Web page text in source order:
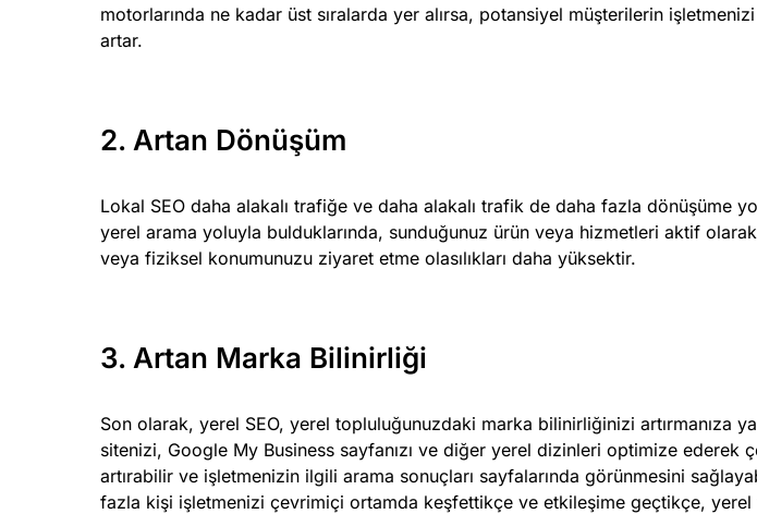
motorlarında ne kadar üst sıralarda yer alırsa, potansiyel müşterilerin
artar.
2. Artan Dönüşüm
Lokal SEO daha alakalı trafiğe ve daha alakalı trafik de daha fazla dönüşüme
yerel arama yoluyla bulduklarında, sunduğunuz ürün veya hizmetleri aktif olarak
veya fiziksel konumunuzu ziyaret etme olasılıkları daha yüksektir.
3. Artan Marka Bilinirliği
Son olarak, yerel SEO, yerel topluluğunuzdaki marka bilinirliğinizi artırmanıza
sitenizi, Google My Business sayfanızı ve diğer yerel dizinleri optimize ederek
artırabilir ve işletmenizin ilgili arama sonuçları sayfalarında görünmesini
fazla kişi işletmenizi çevrimiçi ortamda keşfettikçe ve etkileşime geçtikçe,